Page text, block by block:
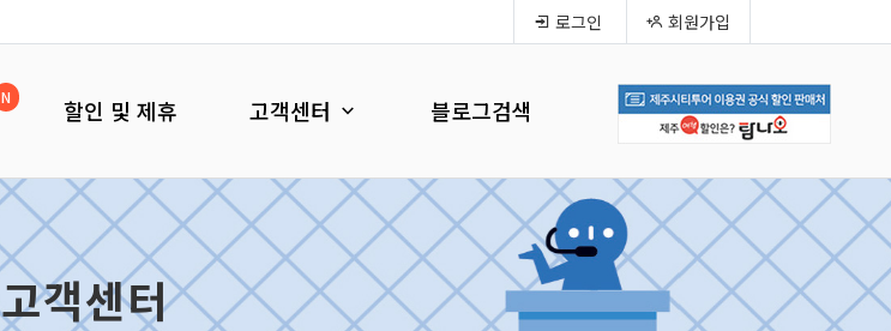
로그인 회원가입
N 할인 및 제휴 고객센터 블로그검색
고객센터